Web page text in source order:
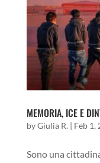
MEMORIA, ICE E
byGiulia R. | Feb 1,
Sono una